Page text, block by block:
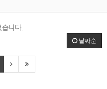
니다.
날짜순